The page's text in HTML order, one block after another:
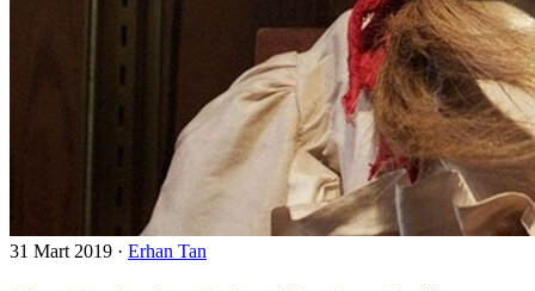
31 Mart 2019 · Erhan Tan